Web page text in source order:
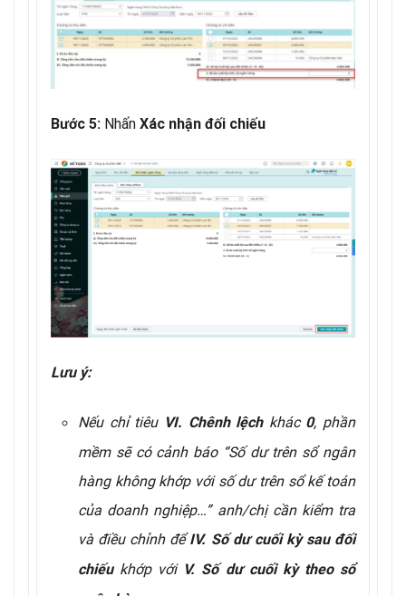
Bước 5: Nhấn Xác nhận đối chiếu
Lưu ý:
Nếu chỉ tiêu VI. Chênh lệchkhác 0, phần
mềm sẽ có cảnh báo “Số dư trên sổ ngân
hàng không khớp với số dư trên sổ kế toán
của doanh nghiệp…” anh/chị cần kiểm tra
và điều chỉnh đểIV. Số dư cuối kỳ sau đối
chiếukhớp với V. Số dư cuối kỳ theo sổ